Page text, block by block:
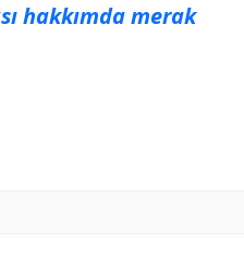
hakkımda merak